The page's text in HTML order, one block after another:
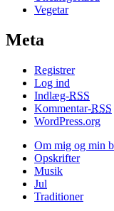
Vegetar
Meta
Registrer
Log ind
Indlæg-RSS
Kommentar-RSS
WordPress.org
Om mig og min
Opskrifter
Musik
Jul
Traditioner